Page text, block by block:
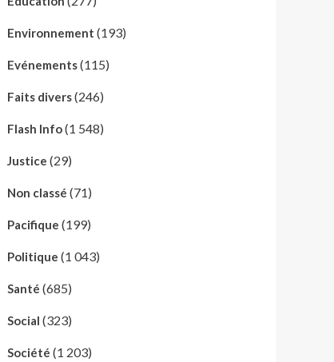
Environnement (193)
Evénements(115)
Faits divers(246)
Flash Info(1 548)
Justice (29)
Non classé (71)
Pacifique (199)
Politique (1 043)
Santé (685)
Social (323)
Société (1 203)